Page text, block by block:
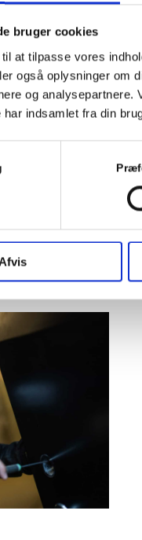
bruger cookies
at tilpasse vores
også oplysninger om
og analysepartnere.
indsamlet fra din
Afvis